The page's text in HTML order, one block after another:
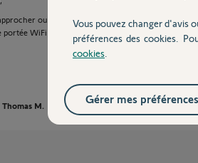
ou déplacer votre caméra afin de s'assurer
portée WiFi ? Le problème reste-t-il identique ?
Thomas M. il y a environ 7 ans
Vous pouvez changer d'avis
préférences des cookies.
cookies
Gérer mes préférences